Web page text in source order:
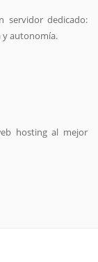
servidor dedicado:
y autonomía.
hosting al mejor